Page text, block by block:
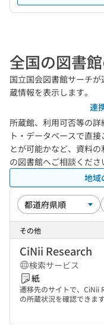
全国の図書
国立国会図書館サーチ
蔵情報を表示します。
連
所蔵館、利用可否等の
ト・データベースで直
とが可能かなど、資料
の図書館へご相談くださ
地域
その他
CiNii Research
検索サービス
紙
遷移先のサイトで、CiNii
の所蔵状況を確認できます